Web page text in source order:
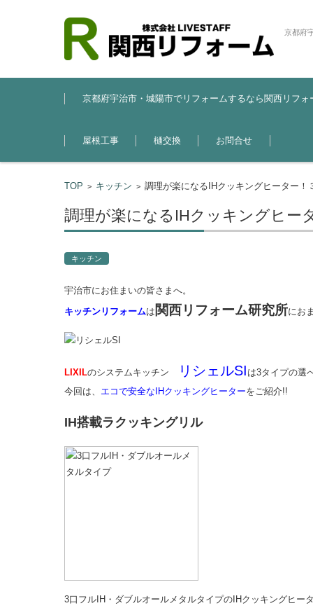
京都府
コンテンツに移動
京都府宇治市・城陽市でリフォームするなら関西リフォ
屋根工事 樋交換 お問合せ
TOP > キッチン > 調理が楽になるIHクッキングヒーター！
調理が楽になるIHクッキングヒー
キッチン
宇治市にお住まいの皆さまへ。
キッチンリフォームは 関西リフォーム研究所にお
LIXILのシステムキッチン リシェルSI は3タイプの選
今回は、 エコで安全なIHクッキングヒーターをご紹介!!
IH搭載ラクッキングリル
3口フルIH・ダブルオールメタルタイプのIHクッキングヒータ